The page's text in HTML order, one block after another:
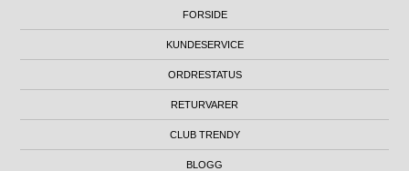
FORSIDE
KUNDESERVICE
ORDRESTATUS
RETURVARER
CLUB TRENDY
BLOGG